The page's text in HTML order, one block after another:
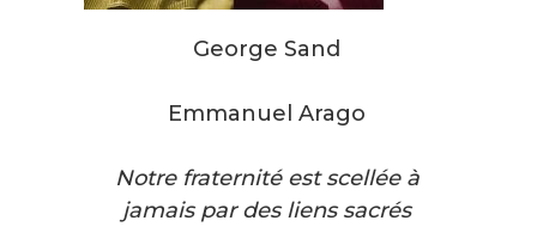
George Sand
Emmanuel Arago
Notre fraternité est scellée à
jamais par des liens sacrés